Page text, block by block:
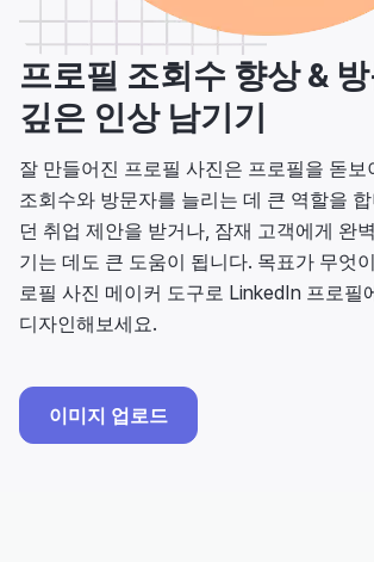
프로필 조회수 향상 &
깊은 인상 남기기
잘 만들어진 프로필 사진은 프로필을 돋보
조회수와 방문자를 늘리는 데 큰 역할을
던 취업 제안을 받거나, 잠재 고객에게 완
기는 데도 큰 도움이 됩니다. 목표가 무엇
로필 사진 메이커 도구로 LinkedIn 프로필
디자인해보세요.
이미지 업로드